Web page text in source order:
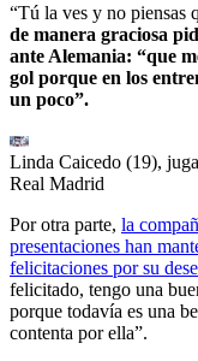
“Tú la ves y no piensas
de manera graciosa
ante Alemania: “que
gol porque en los
un poco”.
Linda Caicedo (19),
Real Madrid
Por otra parte, la
presentaciones han
felicitaciones por su
felicitado, tengo una
porque todavía es una
contenta por ella”.